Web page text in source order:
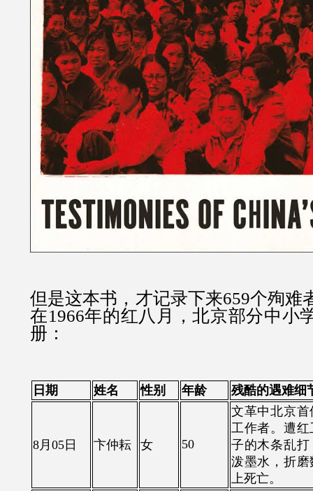
但是这本书，才记录下来659个殉难
在1966年的红八月，北京部分中小
册：
日期 姓名 性别 年龄 残酷的遇难细
8月05日 卞仲耘 女 50
文革中北京
工作者。遭
子的木条乱
泼墨水，折
上死亡。